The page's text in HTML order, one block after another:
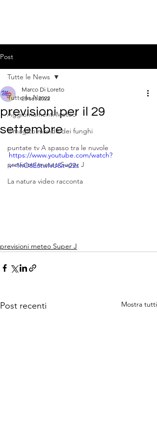
Post
Tutte le News
Aggiornamenti Meteo
Il magico mondo dei funghi
puntate tv A spasso tra le nuvole
previsioni meteo Super J
La natura video racconta
Tutte le News
previsioni per il 29
settembre
Marco Di Loreto
28 set 2022
https://www.youtube.com/watch?
v=1hO6E6twIvU&t=22s
previsioni meteo Super J
Post recenti Mostra tutti